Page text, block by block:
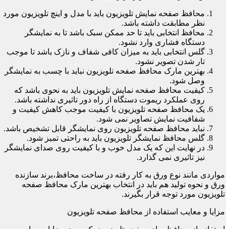
محافظ صفحه نمایش تلویزیون باید با مدل و اینچ تلویزیون مورد
نظر مطابقت داشته باشد.
محافظ انتخابی باید تا حد ممکن سبک باشد تا به نمایشگر
دستگاه فشاری وارد نشود.
گلس انتخابی باید به میزان کافی شفاف و نازک باشد تا موجب
تار شدن تصویر نشود.
بهترین مارک محافظ صفحه تلویزیون نباید با چسب به نمایشگر
وصل شود.
کیفیت محافظ صفحه نمایش تلویزیون باید به نحوی باشد که
روی عملکرد ریموت دستگاه از راه دور تاثیری نداشته باشد.
یک محافظ صفحه تلویزیون با کیفیت موجب کاهش کیفیت و
شفافیت نمایش تصاویر نمی شود.
نباید محافظ صفحه تلویزیون روی نمایشگر قابل تشخیص باشد.
گلس محافظ نمایشگر تلویزیون باید به راحتی تمیز شود.
در نهایت این که یک مدل خوب و با کیفیت روی صدای نمایشگر
نیز تاثیری نمی گذارد.
مواردی مانند نوع ورق به کار رفته در ساخت محافظ،برند سازنده
ورق و نحوه تولید هم باید در انتخاب بهترین مارک محافظ صفحه
تلویزیون مورد توجه قرار بگیرند.
مزایا و معایب استفاده از محافظ صفحه تلویزیون